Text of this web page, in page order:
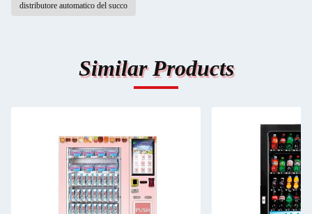
distributore automatico del succo
Similar Products